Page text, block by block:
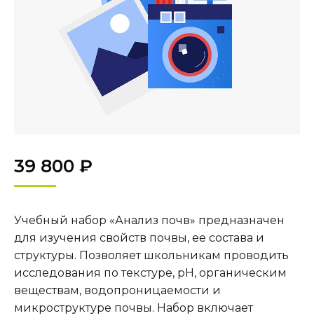
39 800 ₽
Учебный набор «Анализ почв» предназначен
для изучения свойств почвы, ее состава и
структуры. Позволяет школьникам проводить
исследования по текстуре, pH, органическим
веществам, водопроницаемости и
микроструктуре почвы. Набор включает